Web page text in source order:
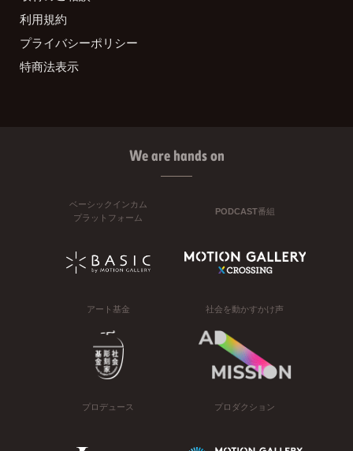
利用規約
プライバシーポリシー
特商法表示
We are hands on
ベーシックインカム
プラットフォーム
PODCAST番組
アート基金 社会を動かすかけ声
プロデュース プロダクション